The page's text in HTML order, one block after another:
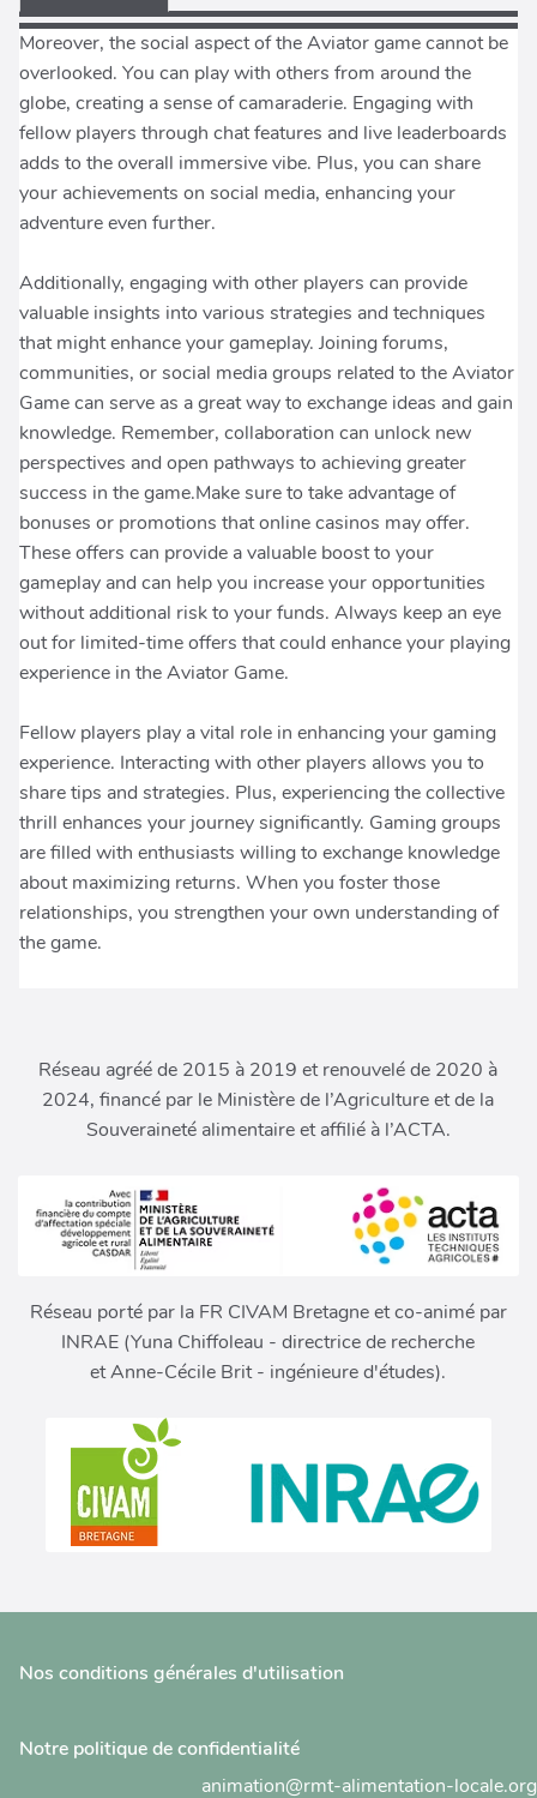
Réseau agréé de 2015 à 2019 et renouvelé de 2020 à
2024, financé par le Ministère de l’Agriculture et de la
Souveraineté alimentaire et affilié à l’ACTA.
Réseau porté par la FR CIVAM Bretagne et co-animé par
INRAE (Yuna Chiffoleau - directrice de recherche
et Anne-Cécile Brit - ingénieure d'études).
Nos conditions générales d'utilisation
Notre politique de confidentialité
animation@rmt-alimentation-locale.org